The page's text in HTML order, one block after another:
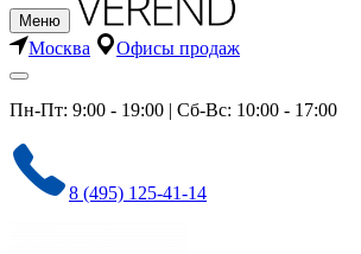
Меню
Москва Офисы продаж
Пн-Пт: 9:00 - 19:00 | Сб-Вс: 10:00 - 17:00
8 (495) 125-41-14